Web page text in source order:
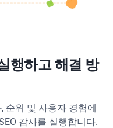
행하고 해결 방
순위 및 사용자 경험에
감사를 실행합니다.